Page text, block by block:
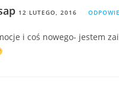
12 LUTEGO, 2016
i coś nowego- jestem